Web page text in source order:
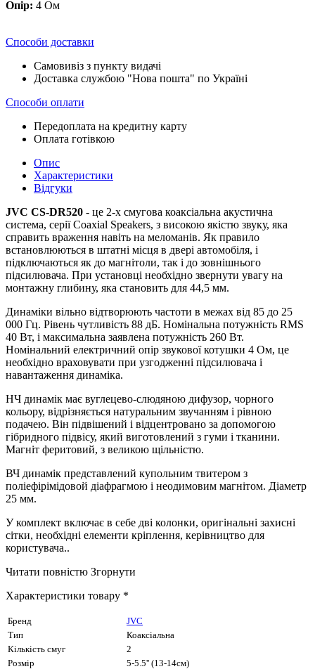
Опір: 4 Ом
Способи доставки
Самовивіз з пункту видачі
Доставка службою "Нова пошта" по Україні
Способи оплати
Передоплата на кредитну карту
Оплата готівкою
Опис
Характеристики
Відгуки
JVC CS-DR520 - це 2-х смугова коаксіальна акустична
система, серії Coaxial Speakers, з високою якістю звуку, яка
справить враження навіть на меломанів. Як правило
встановлюються в штатні місця в двері автомобіля, і
підключаються як до магнітоли, так і до зовнішнього
підсилювача. При установці необхідно звернути увагу на
монтажну глибину, яка становить для 44,5 мм.
Динаміки вільно відтворюють частоти в межах від 85 до 25
000 Гц. Рівень чутливість 88 дБ. Номінальна потужність RMS
40 Вт, і максимальна заявлена ​​потужність 260 Вт.
Номінальний електричний опір звукової котушки 4 Ом, це
необхідно враховувати при узгодженні підсилювача і
навантаження динаміка.
НЧ динамік має вуглецево-слюдяною дифузор, чорного
кольору, відрізняється натуральним звучанням і рівною
подачею. Він підвішений і відцентровано за допомогою
гібридного підвісу, який виготовлений з гуми і тканини.
Магніт феритовий, з великою щільністю.
ВЧ динамік представлений купольним твитером з
поліефірімідовой діафрагмою і неодимовим магнітом. Діаметр
25 мм.
У комплект включає в себе дві колонки, оригінальні захисні
сітки, необхідні елементи кріплення, керівництво для
користувача..
Читати повністю Згорнути
Характеристики товару *
Бренд
JVC
Тип
Коаксіальна
Кількість смуг
2
Розмір
5-5.5'' (13-14см)